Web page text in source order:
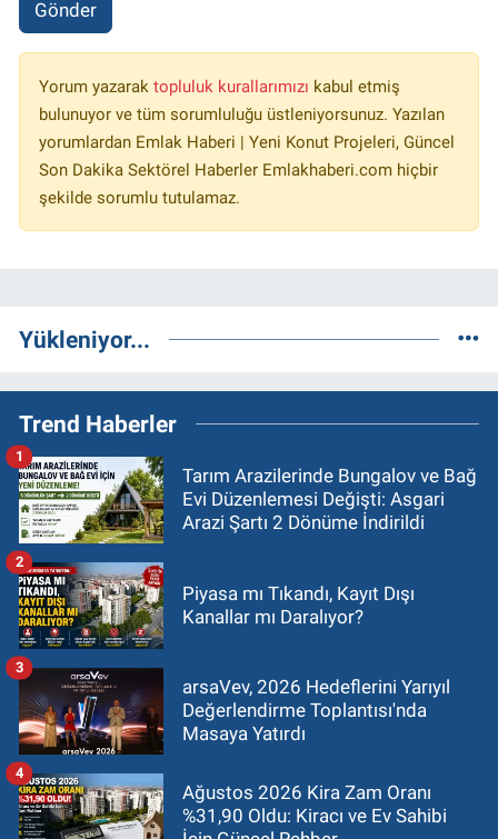
Gönder
Yorum yazarak topluluk kurallarımızı kabul etmiş
bulunuyor ve tüm sorumluluğu üstleniyorsunuz. Yazılan
yorumlardan Emlak Haberi | Yeni Konut Projeleri, Güncel
Son Dakika Sektörel Haberler Emlakhaberi.com hiçbir
şekilde sorumlu tutulamaz.
Yükleniyor...
Trend Haberler
Tarım Arazilerinde Bungalov ve Bağ
Evi Düzenlemesi Değişti: Asgari
Arazi Şartı 2 Dönüme İndirildi
1
Piyasa mı Tıkandı, Kayıt Dışı
Kanallar mı Daralıyor?
2
arsaVev, 2026 Hedeflerini Yarıyıl
Değerlendirme Toplantısı'nda
Masaya Yatırdı
3
Ağustos 2026 Kira Zam Oranı
%31,90 Oldu: Kiracı ve Ev Sahibi
4